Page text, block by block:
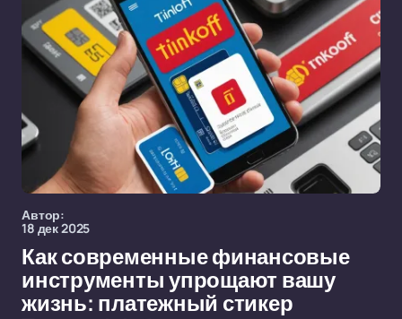
Автор:
18 дек 2025
Как современные финансовые
инструменты упрощают вашу
жизнь: платежный стикер